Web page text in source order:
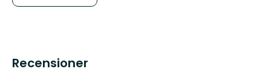
Recensioner